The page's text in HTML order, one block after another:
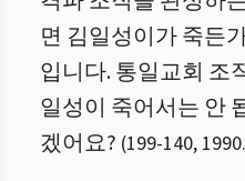
면 김일성이가 죽든
입니다. 통일교회 조
일성이 죽어서는 안
겠어요? (199-140,